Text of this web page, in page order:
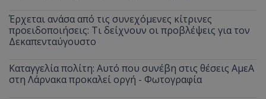
Έρχεται ανάσα από τις συνεχόμενες κίτρινες
προειδοποιήσεις: Τι δείχνουν οι προβλέψεις για τον
Δεκαπενταύγουστο
Καταγγελία πολίτη: Αυτό που συνέβη στις θέσεις ΑμεΑ
στη Λάρνακα προκαλεί οργή - Φωτογραφία